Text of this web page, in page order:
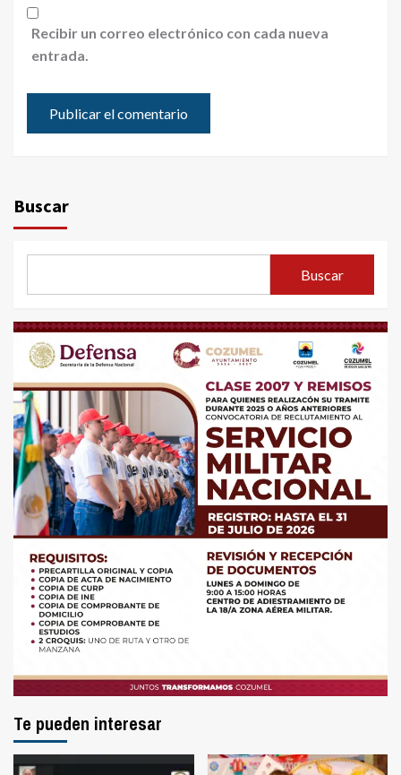
Recibir un correo electrónico con cada nueva
entrada.
Buscar
Buscar
Te pueden interesar